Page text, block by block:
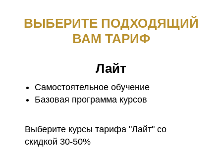
ВЫБЕРИТЕ ПОДХОДЯЩИЙ
ВАМ ТАРИФ
Лайт
Самостоятельное обучение
Базовая программа курсов
Выберите курсы тарифа "Лайт" со
скидкой 30-50%